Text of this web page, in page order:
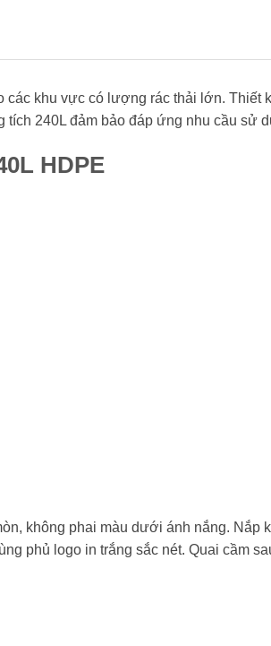
các khu vực có lượng rác thải lớn. Thiết
240L đảm bảo đáp ứng nhu cầu sử
HDPE
không phai màu dưới ánh nắng. Nắp
phủ logo in trắng sắc nét. Quai cầm